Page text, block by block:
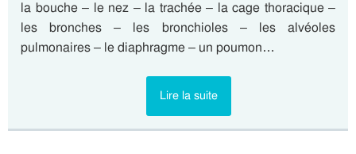
la bouche – le nez – la trachée – la cage thoracique –
les bronches – les bronchioles – les alvéoles
pulmonaires – le diaphragme – un poumon…
Lire la suite